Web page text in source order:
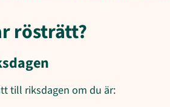
rösträtt?
till riksdagen om du är: